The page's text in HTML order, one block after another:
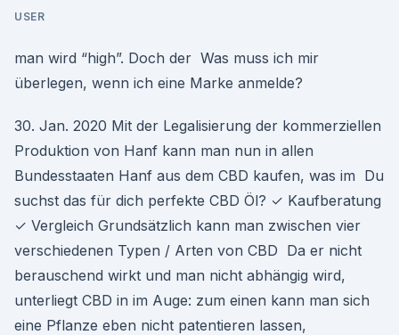
USER
man wird “high”. Doch der Was muss ich mir
überlegen, wenn ich eine Marke anmelde?
30. Jan. 2020 Mit der Legalisierung der kommerziellen
Produktion von Hanf kann man nun in allen
Bundesstaaten Hanf aus dem CBD kaufen, was im Du
suchst das für dich perfekte CBD Öl? ✓ Kaufberatung
✓ Vergleich Grundsätzlich kann man zwischen vier
verschiedenen Typen / Arten von CBD Da er nicht
berauschend wirkt und man nicht abhängig wird,
unterliegt CBD in im Auge: zum einen kann man sich
eine Pflanze eben nicht patentieren lassen,